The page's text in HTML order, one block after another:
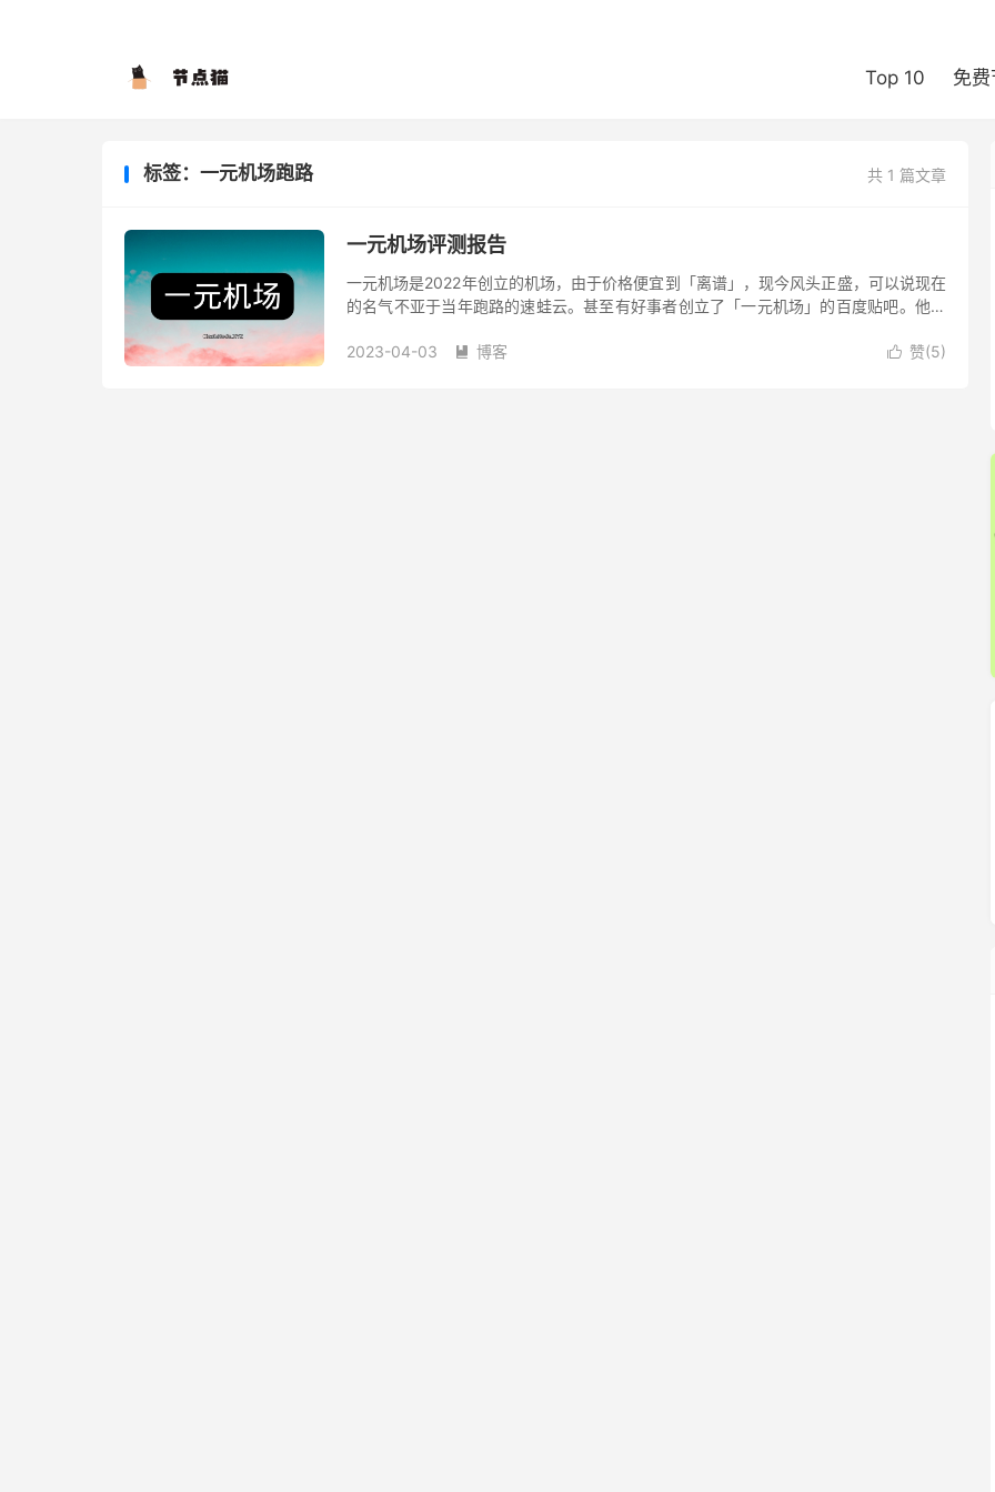
Top 10 免
共 1 篇文章
标签：一元机场跑路
一元机场评测报告
一元机场是2022年创立的机场，由于价格便宜到「离谱」，现今风头正盛，可以说现在
的名气不亚于当年跑路的速蛙云。甚至有好事者创立了「一元机场」的百度贴吧。他家
辟出...
 赞(5)
2023-04-03  博客